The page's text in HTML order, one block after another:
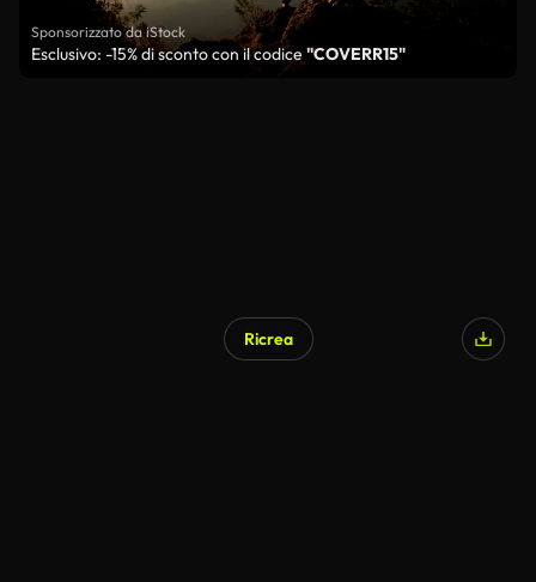
Sponsorizzato da iStock
Esclusivo: -15% di sconto con il codice "COVERR15"
Ricrea